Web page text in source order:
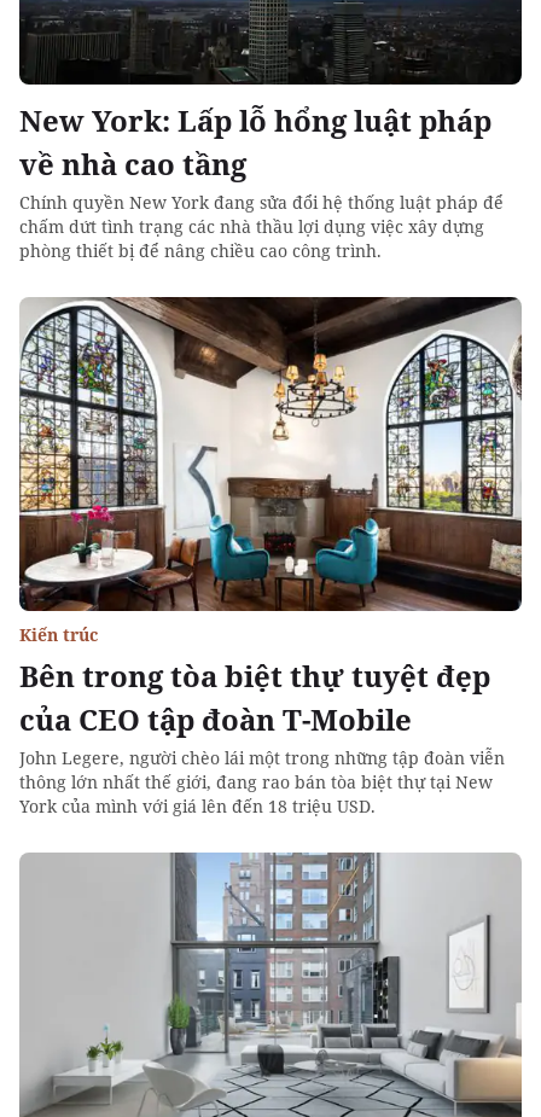
New York: Lấp lỗ hổng luật pháp
về nhà cao tầng
Chính quyền New York đang sửa đổi hệ thống luật pháp để
chấm dứt tình trạng các nhà thầu lợi dụng việc xây dựng
phòng thiết bị để nâng chiều cao công trình.
Bên trong tòa biệt thự tuyệt đẹp
của CEO tập đoàn T-Mobile
Kiến trúc
John Legere, người chèo lái một trong những tập đoàn viễn
thông lớn nhất thế giới, đang rao bán tòa biệt thự tại New
York của mình với giá lên đến 18 triệu USD.